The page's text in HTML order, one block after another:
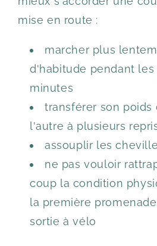
mise en route :
marcher plus
d'habitude pendant les
minutes
transférer son poids
l'autre à plusieurs
assouplir les
ne pas vouloir
coup la condition
la première
sortie à vélo